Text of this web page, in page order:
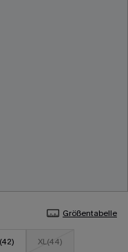
Größentabelle
XL(44)